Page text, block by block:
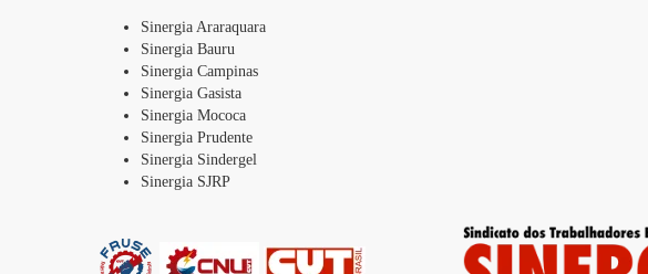
Sinergia Araraquara
Sinergia Bauru
Sinergia Campinas
Sinergia Gasista
Sinergia Mococa
Sinergia Prudente
Sinergia Sindergel
Sinergia SJRP